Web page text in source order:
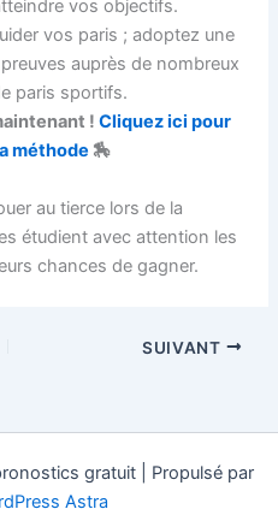
vos objectifs.
vos paris ; adoptez une
auprès de nombreux
paris sportifs.
! Cliquez ici pour
méthode 🏇
au tierce lors de la
étudient avec attention les
chances de gagner.
SUIVANT
gratuit | Propulsé par
Astra